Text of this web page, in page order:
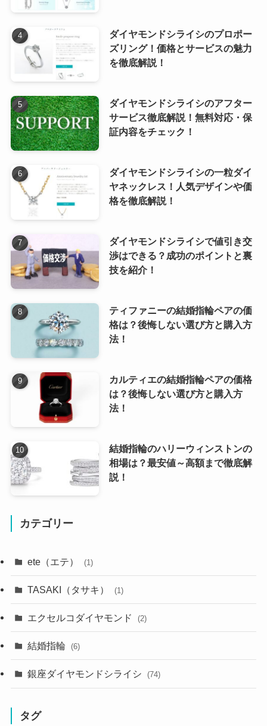
ダイヤモンドシライシのプロポー
ズリング！価格とサービスの魅力
を徹底解説！
ダイヤモンドシライシのアフター
サービス徹底解説！無料対応・保
証内容をチェック！
ダイヤモンドシライシの一粒ダイ
ヤネックレス！人気デザインや価
格を徹底解説！
ダイヤモンドシライシで値引き交
渉はできる？成功のポイントと裏
技を紹介！
ティファニーの結婚指輪ペアの価
格は？後悔しない選び方と購入方
法！
カルティエの結婚指輪ペアの価格
は？後悔しない選び方と購入方
法！
結婚指輪のハリーウィンストンの
相場は？最安値～高額まで徹底解
説！
カテゴリー
ete（エテ） (1)
TASAKI（タサキ） (1)
エクセルコダイヤモンド (2)
結婚指輪 (6)
銀座ダイヤモンドシライシ (74)
タグ